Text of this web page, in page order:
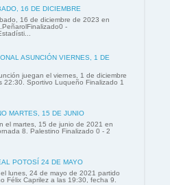
16 DE DICIEMBRE
16 de diciembre de 2023 en
-
ASUNCIÓN VIERNES, 1 DE
juegan el viernes, 1 de diciembre
Sportivo Luqueño Finalizado 1
MARTES, 15 DE JUNIO
el martes, 15 de junio de 2021 en
8. Palestino Finalizado 0 - 2
POTOSÍ 24 DE MAYO
lunes, 24 de mayo de 2021 partido
Félix Caprilez a las 19:30, fecha 9.